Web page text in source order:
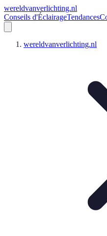
wereldvanverlichting.nl
Conseils d'ÉclairageTendances
wereldvanverlichting.nl